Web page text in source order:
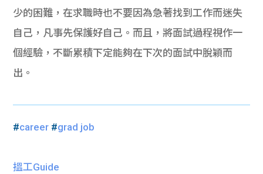
少的困難，在求職時也不要因為急著找到工作而迷失
自己，凡事先保護好自己。而且，將面試過程視作一
個經驗，不斷累積下定能夠在下次的面試中脫穎而
出。
#career #grad job
搵工Guide